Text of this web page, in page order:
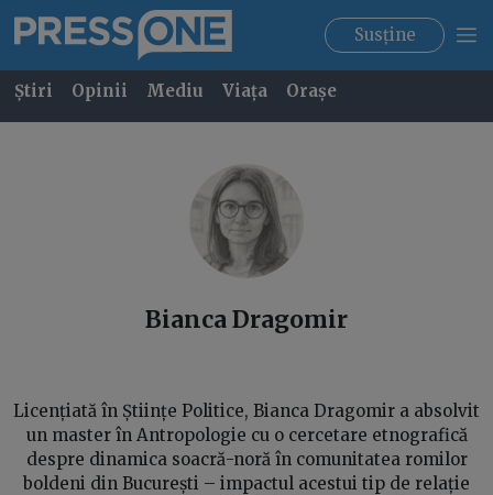
Susține
Știri Opinii Mediu Viața Orașe
BiancaDragomir
Licențiată în Științe Politice, Bianca Dragomir a absolvit
un master în Antropologie cu o cercetare etnografică
despre dinamica soacră-noră în comunitatea romilor
boldeni din București – impactul acestui tip de relație